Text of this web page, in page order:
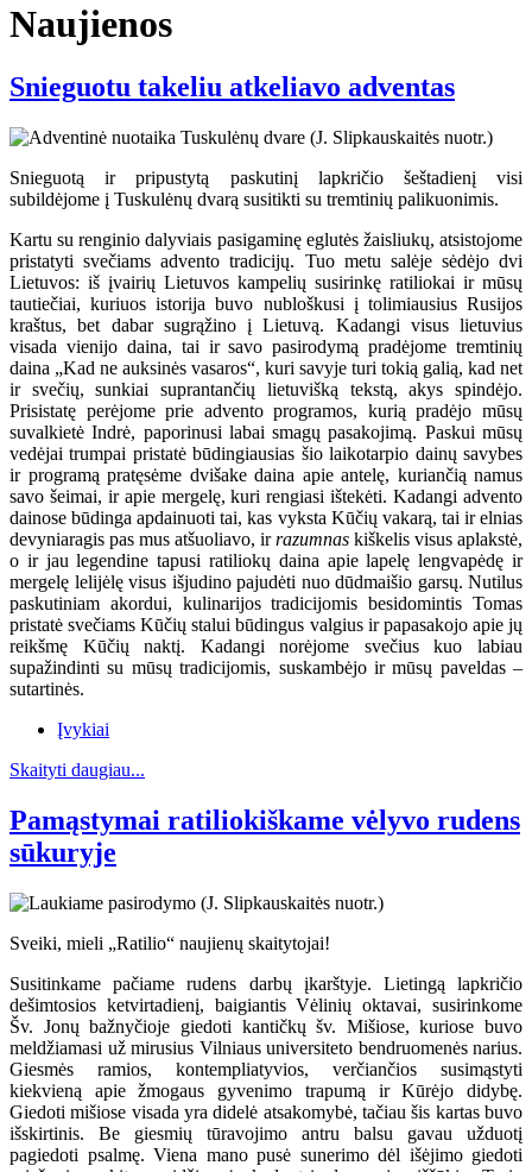
Naujienos
Snieguotu takeliu atkeliavo adventas
Snieguotą ir pripustytą paskutinį lapkričio šeštadienį visi
subildėjome į Tuskulėnų dvarą susitikti su tremtinių palikuonimis.
Kartu su renginio dalyviais pasigaminę eglutės žaisliukų, atsistojome
pristatyti svečiams advento tradicijų. Tuo metu salėje sėdėjo dvi
Lietuvos: iš įvairių Lietuvos kampelių susirinkę ratiliokai ir mūsų
tautiečiai, kuriuos istorija buvo nubloškusi į tolimiausius Rusijos
kraštus, bet dabar sugrąžino į Lietuvą. Kadangi visus lietuvius
visada vienijo daina, tai ir savo pasirodymą pradėjome tremtinių
daina „Kad ne auksinės vasaros“, kuri savyje turi tokią galią, kad net
ir svečių, sunkiai suprantančių lietuvišką tekstą, akys spindėjo.
Prisistatę perėjome prie advento programos, kurią pradėjo mūsų
suvalkietė Indrė, paporinusi labai smagų pasakojimą. Paskui mūsų
vedėjai trumpai pristatė būdingiausias šio laikotarpio dainų savybes
ir programą pratęsėme dvišake daina apie antelę, kuriančią namus
savo šeimai, ir apie mergelę, kuri rengiasi ištekėti. Kadangi advento
dainose būdinga apdainuoti tai, kas vyksta Kūčių vakarą, tai ir elnias
devyniaragis pas mus atšuoliavo, irrazumnas kiškelis visus aplakstė,
o ir jau legendine tapusi ratiliokų daina apie lapelę lengvapėdę ir
mergelę lelijėlę visus išjudino pajudėti nuo dūdmaišio garsų. Nutilus
paskutiniam akordui, kulinarijos tradicijomis besidomintis Tomas
pristatė svečiams Kūčių stalui būdingus valgius ir papasakojo apie jų
reikšmę Kūčių naktį. Kadangi norėjome svečius kuo labiau
supažindinti su mūsų tradicijomis, suskambėjo ir mūsų paveldas –
sutartinės.
Įvykiai
Skaityti daugiau...
Pamąstymai ratiliokiškame vėlyvo rudens
sūkuryje
Sveiki, mieli „Ratilio“ naujienų skaitytojai!
Susitinkame pačiame rudens darbų įkarštyje. Lietingą lapkričio
dešimtosios ketvirtadienį, baigiantis Vėlinių oktavai, susirinkome
Šv. Jonų bažnyčioje giedoti kantičkų šv. Mišiose, kuriose buvo
meldžiamasi už mirusius Vilniaus universiteto bendruomenės narius.
Giesmės ramios, kontempliatyvios, verčiančios susimąstyti
kiekvieną apie žmogaus gyvenimo trapumą ir Kūrėjo didybę.
Giedoti mišiose visada yra didelė atsakomybė, tačiau šis kartas buvo
išskirtinis. Be giesmių tūravojimo antru balsu gavau užduotį
pagiedoti psalmę. Viena mano pusė sunerimo dėl išėjimo giedoti